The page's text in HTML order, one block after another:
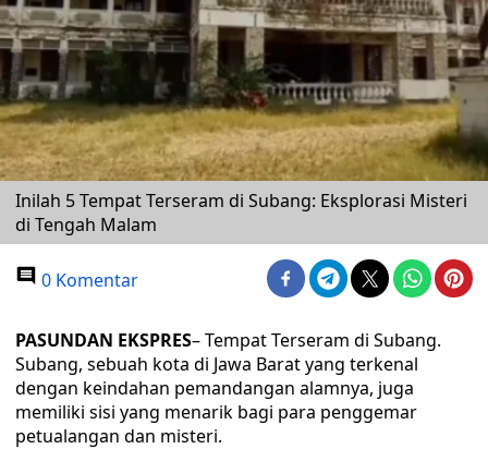
Inilah 5 Tempat Terseram di Subang: Eksplorasi Misteri
di Tengah Malam
0 Komentar
PASUNDAN EKSPRES– Tempat Terseram di Subang.
Subang, sebuah kota di Jawa Barat yang terkenal
dengan keindahan pemandangan alamnya, juga
memiliki sisi yang menarik bagi para penggemar
petualangan dan misteri.